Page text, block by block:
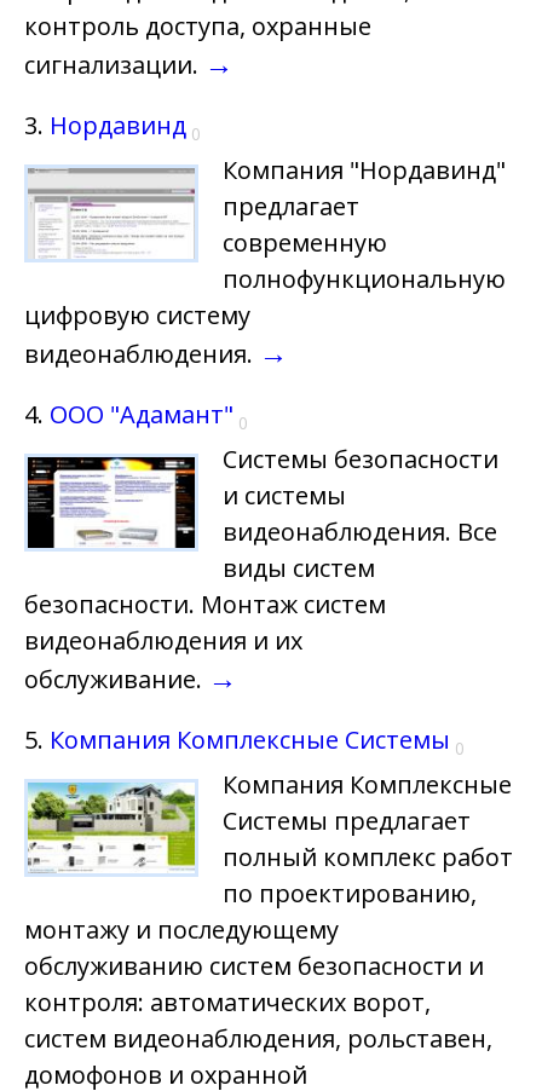
контроль доступа, охранные
сигнализации. →
3. Нордавинд 0
Компания "Нордавинд"
предлагает
современную
полнофункциональную
цифровую систему
видеонаблюдения. →
4. ООО "Адамант" 0
Системы безопасности
и системы
видеонаблюдения. Все
виды систем
безопасности. Монтаж систем
видеонаблюдения и их
обслуживание. →
5. Компания Комплексные Системы 0
Компания Комплексные
Системы предлагает
полный комплекс работ
по проектированию,
монтажу и последующему
обслуживанию систем безопасности и
контроля: автоматических ворот,
систем видеонаблюдения, рольставен,
домофонов и охранной